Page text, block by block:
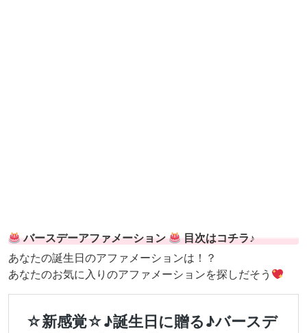
バースデーアファメーション
目次はコチラ♪
あなたの誕生日のアファメーションは！？
あなたのお気に入りのアファメーションを探しだそう